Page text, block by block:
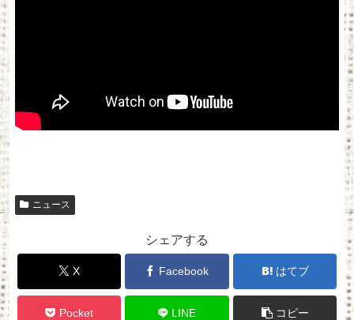
ニュース
シェアする
X Facebook はてブ
Pocket LINE コピー